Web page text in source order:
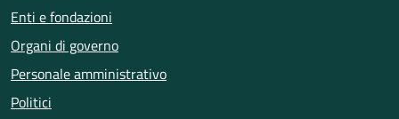
Enti e fondazioni
Organi di governo
Personale amministrativo
Politici